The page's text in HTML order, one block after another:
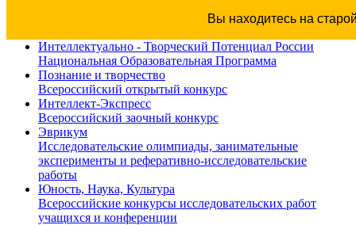
Вы находитесь на
Интеллектуально - Творческий Потенциал России
Национальная Образовательная Программа
Познание и творчество
Всероссийский открытый конкурс
Интеллект-Экспресс
Всероссийский заочный конкурс
Эврикум
Исследовательские олимпиады, занимательные
эксперименты и реферативно-исследовательские
работы
Юность, Наука, Культура
Всероссийские конкурсы исследовательских работ
учащихся и конференции